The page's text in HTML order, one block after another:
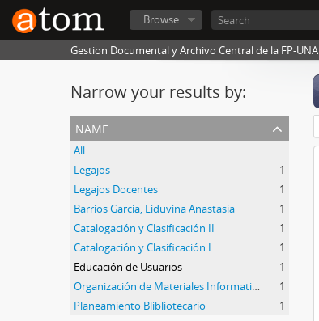
Browse
Gestion Documental y Archivo Central de la FP-UNA
Narrow your results by:
name
All
Legajos
1
Legajos Docentes
1
Barrios Garcia, Liduvina Anastasia
1
Catalogación y Clasificación II
1
Catalogación y Clasificación I
1
Educación de Usuarios
1
Organización de Materiales Informativos I
1
Planeamiento Blibliotecario
1